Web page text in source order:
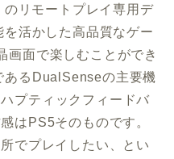
リモートプレイ専用デ
活かした高品質なゲー
画面で楽しむことができ
あるDualSenseの主要機
プティックフィードバ
はPS5そのものです。
でプレイしたい、とい